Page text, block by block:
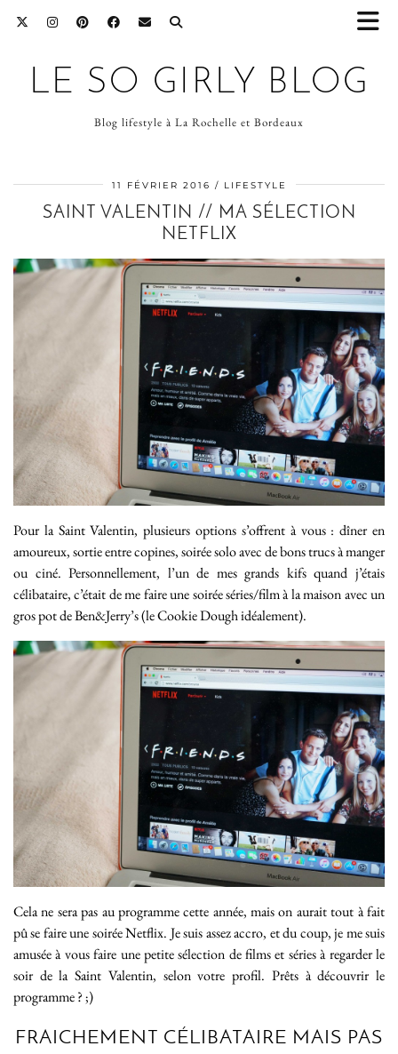
LE SO GIRLY BLOG
Blog lifestyle à La Rochelle et Bordeaux
11 FÉVRIER 2016 LIFESTYLE
SAINT VALENTIN // MA SÉLECTION
NETFLIX
Pour la Saint Valentin, plusieurs options s’offrent à vous : dîner en
amoureux, sortie entre copines, soirée solo avec de bons trucs à manger
ou ciné. Personnellement, l’un de mes grands kifs quand j’étais
célibataire, c’était de me faire une soirée séries/film à la maison avec un
gros pot de Ben&Jerry’s (le Cookie Dough idéalement).
Cela ne sera pas au programme cette année, mais on aurait tout à fait
pû se faire une soirée Netflix. Je suis assez accro, et du coup, je me suis
amusée à vous faire une petite sélection de films et séries à regarder le
soir de la Saint Valentin, selon votre profil. Prêts à découvrir le
programme ? ;)
FRAICHEMENT CÉLIBATAIRE MAIS PAS